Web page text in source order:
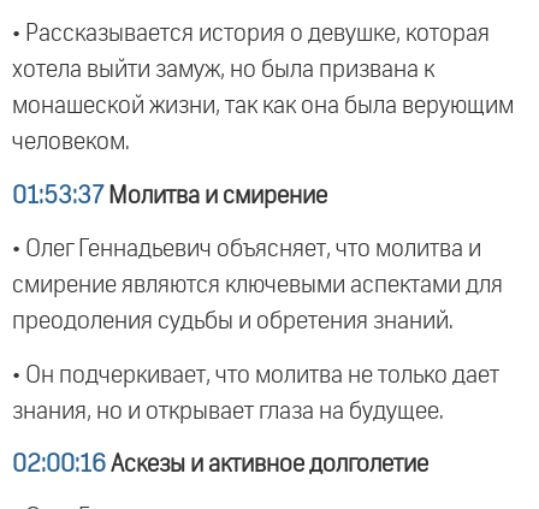
• Рассказывается история о девушке, которая
хотела выйти замуж, но была призвана к
монашеской жизни, так как она была верующим
человеком.
01:53:37 Молитва и смирение
• Олег Геннадьевич объясняет, что молитва и
смирение являются ключевыми аспектами для
преодоления судьбы и обретения знаний.
• Он подчеркивает, что молитва не только дает
знания, но и открывает глаза на будущее.
02:00:16 Аскезы и активное долголетие